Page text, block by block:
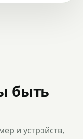
быть
и устройств,